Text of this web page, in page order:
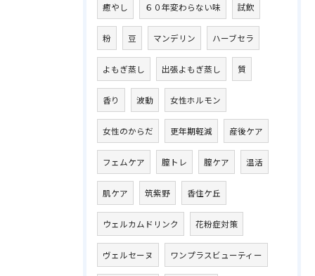
癒やし ６０年変わらない味 試飲
粉 豆 マンデリン ハーブセラ
よもぎ蒸し 出張よもぎ蒸し 質
香り 波動 女性ホルモン
女性のからだ 更年期軽減 産後ケア
フェムケア 膣トレ 膣ケア 温活
肌ケア 筑紫野 香住ケ丘
ウェルカムドリンク 花粉症対策
ヴェルセーヌ ワンプラスビューティー